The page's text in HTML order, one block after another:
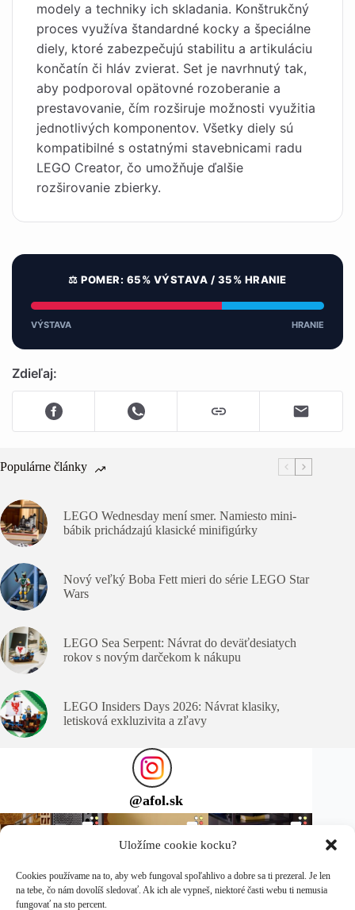
Uložíme cookie kocku?
Cookies používame na to, aby web fungoval spoľahlivo a dobre sa ti prezeral. Je len
na tebe, čo nám dovolíš sledovať. Ak ich ale vypneš, niektoré časti webu ti nemusia
fungovať na sto percent.
modely a techniky ich skladania. Konštrukčný
proces využíva štandardné kocky a špeciálne
diely, ktoré zabezpečujú stabilitu a artikuláciu
končatín či hláv zvierat. Set je navrhnutý tak,
aby podporoval opätovné rozoberanie a
prestavovanie, čím rozširuje možnosti využitia
jednotlivých komponentov. Všetky diely sú
kompatibilné s ostatnými stavebnicami radu
LEGO Creator, čo umožňuje ďalšie
rozširovanie zbierky.
⚖️ POMER: 65% VÝSTAVA / 35% HRANIE
VÝSTAVA HRANIE
Zdieľaj:
Populárne články
LEGO Wednesday mení smer. Namiesto mini-
bábik prichádzajú klasické minifigúrky
Nový veľký Boba Fett mieri do série LEGO Star
Wars
LEGO Sea Serpent: Návrat do deväťdesiatych
rokov s novým darčekom k nákupu
LEGO Insiders Days 2026: Návrat klasiky,
letisková exkluzivita a zľavy
@afol.sk